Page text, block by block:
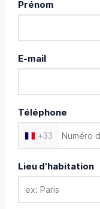
Prénom
E-mail
Téléphone
+33
Lieu d'habitation